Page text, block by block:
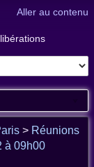
Aller au contenu
> Réunions
à 09h00